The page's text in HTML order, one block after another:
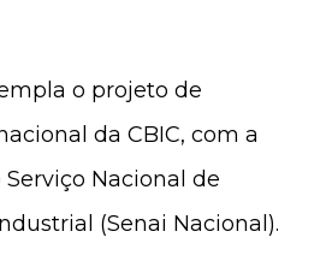
o projeto de
da CBIC, com a
Nacional de
(Senai Nacional).